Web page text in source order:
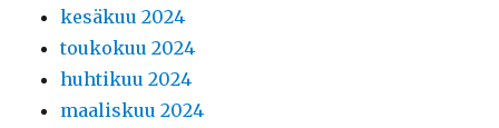
kesäkuu 2024
toukokuu 2024
huhtikuu 2024
maaliskuu 2024